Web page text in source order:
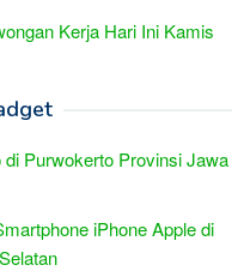
Kerja Hari Ini Kamis
Purwokerto Provinsi Jawa
iPhone Apple di